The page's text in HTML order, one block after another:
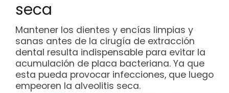
seca
Mantener los dientes y encías limpias y
sanas antes de la cirugía de extracción
dental resulta indispensable para evitar la
acumulación de placa bacteriana. Ya que
esta pueda provocar infecciones, que luego
empeoren la alveolitis seca.